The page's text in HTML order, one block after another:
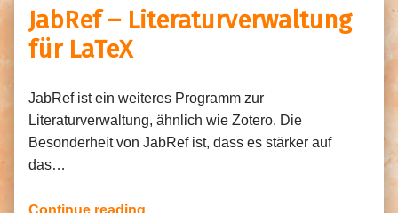
JabRef – Literaturverwaltung
für LaTeX
JabRef ist ein weiteres Programm zur
Literaturverwaltung, ähnlich wie Zotero. Die
Besonderheit von JabRef ist, dass es stärker auf
das…
Continue reading…